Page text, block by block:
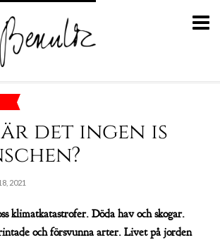
det ingen is
2021
klimatkatastrofer. Döda hav och skogar.
och försvunna arter. Livet på jorden